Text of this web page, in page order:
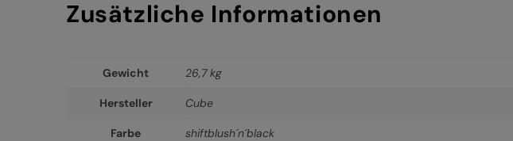
Zusätzliche Informationen
Gewicht 26,7 kg
Hersteller Cube
Farbe shiftblush´n´black